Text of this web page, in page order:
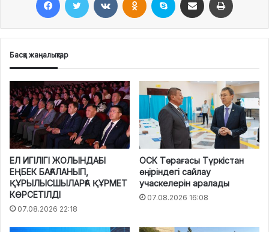
Басқа жаңалықтар
ЕЛ ИГІЛІГІ ЖОЛЫНДАҒЫ
ЕҢБЕК БАҒАЛАНЫП,
ҚҰРЫЛЫСШЫЛАРҒА ҚҰРМЕТ
КӨРСЕТІЛДІ
07.08.2026 22:18
ОСК Төрағасы Түркістан
өңіріндегі сайлау
учаскелерін аралады
07.08.2026 16:08